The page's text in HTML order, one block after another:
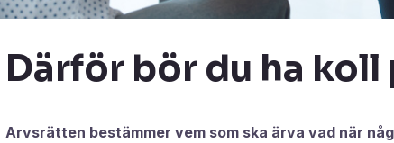
Därför bör du ha
Arvsrätten bestämmer vem som ska ärva vad när